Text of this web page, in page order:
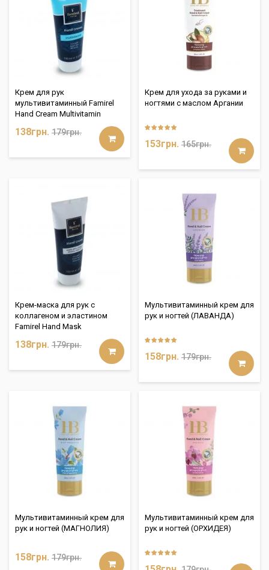
Крем для рук
мультивитаминный Famirel
Hand Cream Multivitamin
138грн. 179грн.
Крем для ухода за руками и
ногтями c маслом Аргании
153грн. 165грн.
Крем-маска для рук с
коллагеном и эластином
Famirel Hand Mask
138грн. 179грн.
Мультивитаминный крем для
рук и ногтей (ЛАВАНДА)
158грн. 179грн.
Мультивитаминный крем для
рук и ногтей (МАГНОЛИЯ)
158грн. 179грн.
Мультивитаминный крем для
рук и ногтей (ОРХИДЕЯ)